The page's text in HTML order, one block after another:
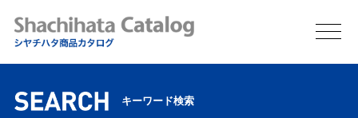
キーワード検索